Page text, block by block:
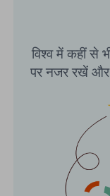
विश्व में कहीं से
पर नजर रखें और